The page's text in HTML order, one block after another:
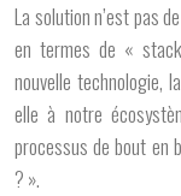
La solution n’est pas
en termes de «
nouvelle technologie,
elle à notre
processus de bout en
? ».